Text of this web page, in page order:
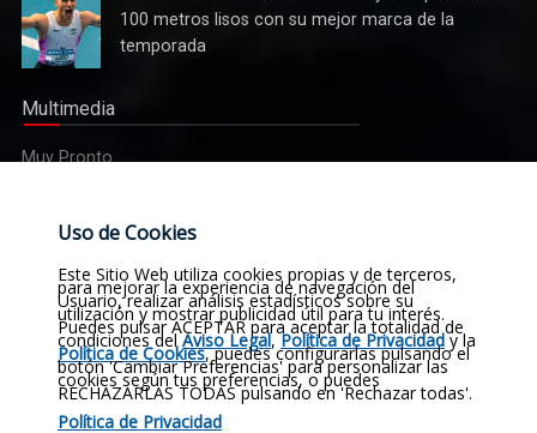
Deportes
El moteño Jesús Herrada (Burgos BH) acaba 14º en el
Campeonato de España en Ruta
anciano
en Mota
del
en Mota
del
Cuervo un
ayudas
para las
bandas
Alberto
Calero
vuela en
conquista
metros
marca de
temporada
Alberto Calero vuela en Alicante y conquista los
100 metros lisos con su mejor marca de la
Etiquetas
Noticias Actualidad Sucesos Religión
Opinión Deportes Cultura Política Historia
Obituario Pluviómetro Fotografías Vídeos
Uso de Cookies
Este Sitio Web utiliza cookies propias y de terceros,
para mejorar la experiencia de navegación del
Usuario, realizar análisis estadísticos sobre su
utilización y mostrar publicidad útil para tu interés.
Puedes pulsar ACEPTAR para aceptar la totalidad de
condiciones delAviso Legal,Política de Privacidady la
Política de Cookies, puedes configurarlas pulsando el
botón 'Cambiar Preferencias' para personalizar las
cookies según tus preferencias, o puedes
RECHAZARLAS TODAS pulsando en 'Rechazar todas'.
Política de Privacidad